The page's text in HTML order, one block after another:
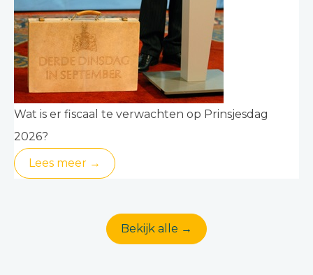
Wat is er fiscaal te verwachten op Prinsjesdag
2026?
Lees meer →
Bekijk alle →